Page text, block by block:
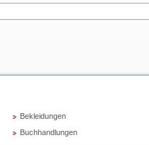
Bekleidungen
Buchhandlungen